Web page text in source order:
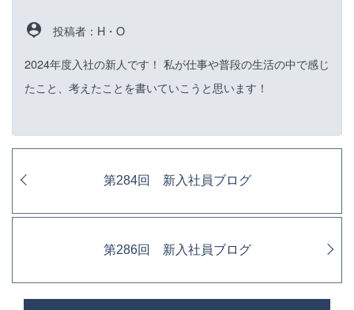
person_pin
投稿者：H・O
2024年度入社の新人です！ 私が仕事や普段の生活の中で感じ
たこと、考えたことを書いていこうと思います！
第284回 新入社員ブログ
第286回 新入社員ブログ